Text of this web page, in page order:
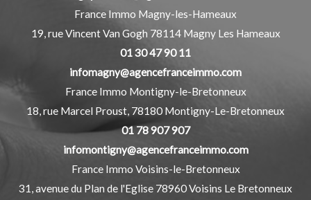
France Immo Magny-les-Hameaux
19, rue Vincent Van Gogh 78114 Magny Les Hameaux
01 30 47 90 11
infomagny@agencefranceimmo.com
France Immo Montigny-le-Bretonneux
18, rue Marcel Proust, 78180 Montigny-Le-Bretonneux
01 78 907 907
infomontigny@agencefranceimmo.com
France Immo Voisins-le-Bretonneux
31, avenue du Plan de l'Eglise 78960Voisins Le Bretonneux